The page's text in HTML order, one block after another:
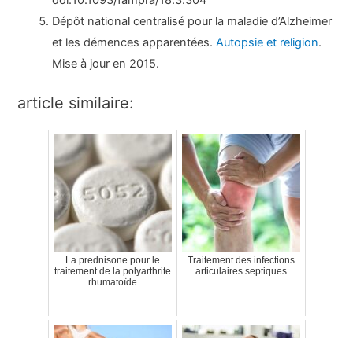
Dépôt national centralisé pour la maladie d’Alzheimer
et les démences apparentées.Autopsie et religion.
Mise à jour en 2015.
article similaire:
La prednisone pour le
traitement de la polyarthrite
rhumatoïde
Traitement des infections
articulaires septiques